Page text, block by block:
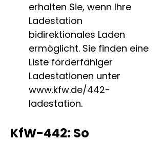
erhalten Sie, wenn Ihre
Ladestation
bidirektionales Laden
ermöglicht. Sie finden eine
Liste förderfähiger
Ladestationen unter
www.kfw.de/442-
ladestation.
KfW-442: So